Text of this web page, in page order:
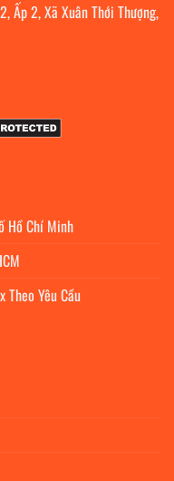
Ấp 2, Xã Xuân Thới Thượng,
Hồ Chí Minh
Theo Yêu Cầu